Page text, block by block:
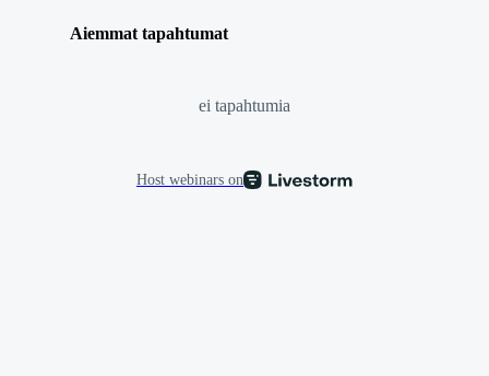
Aiemmat tapahtumat
ei tapahtumia
Host webinars on